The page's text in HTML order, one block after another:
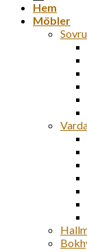
Hem
Möbler